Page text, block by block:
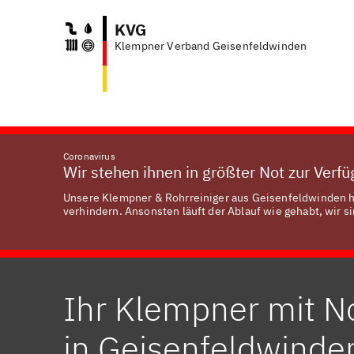
KVG
Klempner Verband Geisenfeldwinden
Coronavirus
Wir stehen ihnen in größter Not zur
Unsere Klempner & Rohrreiniger aus
verhindern. Ansonsten läuft der Ablauf wie gehabt, wir
Ihr Klempner mit